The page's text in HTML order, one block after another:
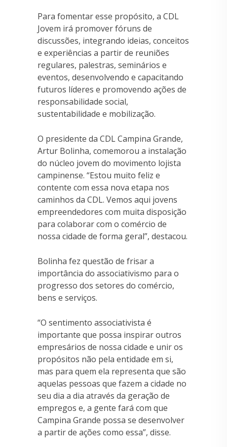
Para fomentar esse propósito, a CDL
Jovem irá promover fóruns de
discussões, integrando ideias, conceitos
e experiências a partir de reuniões
regulares, palestras, seminários e
eventos, desenvolvendo e capacitando
futuros líderes e promovendo ações de
responsabilidade social,
sustentabilidade e mobilização.
O presidente da CDL Campina Grande,
Artur Bolinha, comemorou a instalação
do núcleo jovem do movimento lojista
campinense. “Estou muito feliz e
contente com essa nova etapa nos
caminhos da CDL. Vemos aqui jovens
empreendedores com muita disposição
para colaborar com o comércio de
nossa cidade de forma geral”, destacou.
Bolinha fez questão de frisar a
importância do associativismo para o
progresso dos setores do comércio,
bens e serviços.
“O sentimento associativista é
importante que possa inspirar outros
empresários de nossa cidade e unir os
propósitos não pela entidade em si,
mas para quem ela representa que são
aquelas pessoas que fazem a cidade no
seu dia a dia através da geração de
empregos e, a gente fará com que
Campina Grande possa se desenvolver
a partir de ações como essa”, disse.